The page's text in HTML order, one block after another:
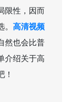
限性，因而
高清视频
然也会比普
介绍关于高